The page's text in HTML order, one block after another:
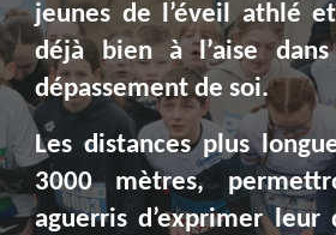
jeunes de l’éveil athlé
déjà bien à l’aise
dépassement de soi.
Les distances plus
3000 mètres,
aguerris d’exprimer leur